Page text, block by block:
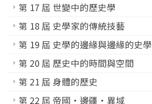
第 17 屆 世變中的歷史學
第 18 屆 史學家的傳統技藝
第 19 屆 史學的邊緣與邊緣的史學
第 20 屆 歷史中的時間與空間
第 21 屆 身體的歷史
第 22 屆 帝國‧邊疆‧異域